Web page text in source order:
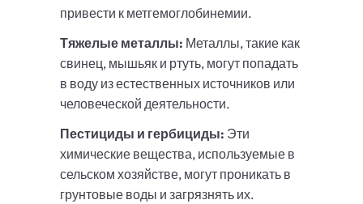
привести к метгемоглобинемии.
Тяжелые металлы: Металлы, такие как
свинец, мышьяк и ртуть, могут попадать
в воду из естественных источников или
человеческой деятельности.
Пестициды и гербициды: Эти
химические вещества, используемые в
сельском хозяйстве, могут проникать в
грунтовые воды и загрязнять их.